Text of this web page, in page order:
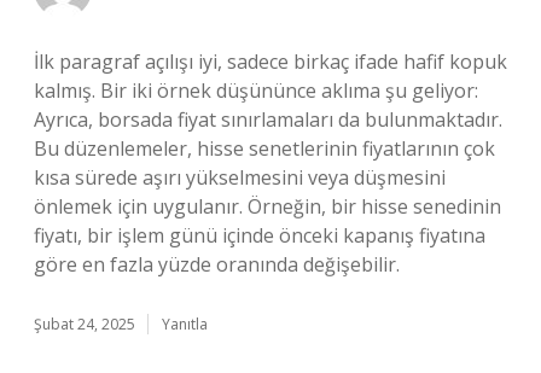
İlk paragraf açılışı iyi, sadece birkaç ifade hafif kopuk
kalmış. Bir iki örnek düşününce aklıma şu geliyor:
Ayrıca, borsada fiyat sınırlamaları da bulunmaktadır.
Bu düzenlemeler, hisse senetlerinin fiyatlarının çok
kısa sürede aşırı yükselmesini veya düşmesini
önlemek için uygulanır. Örneğin, bir hisse senedinin
fiyatı, bir işlem günü içinde önceki kapanış fiyatına
göre en fazla yüzde oranında değişebilir.
Şubat 24, 2025 Yanıtla